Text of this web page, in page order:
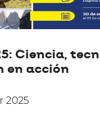
Ciencia,
en acción
2025